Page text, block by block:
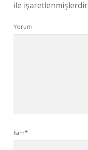
ile işaretlenmişlerdir
Yorum
İsim*